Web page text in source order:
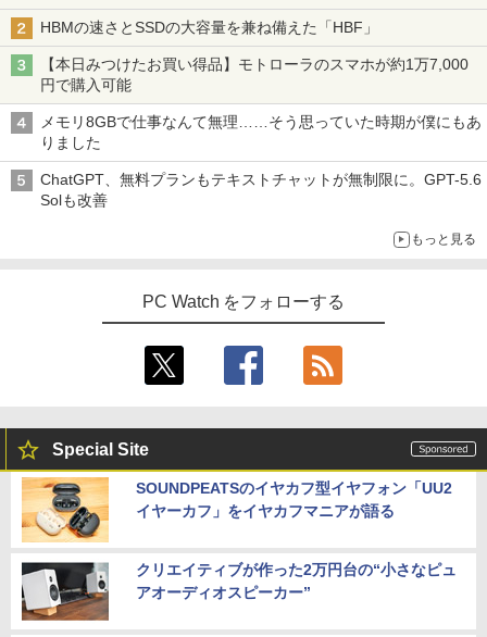
HBMの速さとSSDの大容量を兼ね備えた「HBF」
【本日みつけたお買い得品】モトローラのスマホが約1万7,000
円で購入可能
メモリ8GBで仕事なんて無理……そう思っていた時期が僕にもあ
りました
ChatGPT、無料プランもテキストチャットが無制限に。GPT-5.6
Solも改善
もっと見る
PC Watch をフォローする
Special Site
SOUNDPEATSのイヤカフ型イヤフォン「UU2
イヤーカフ」をイヤカフマニアが語る
クリエイティブが作った2万円台の“小さなピュ
アオーディオスピーカー”